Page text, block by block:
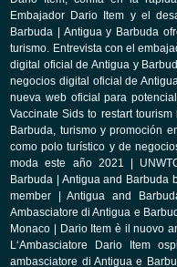
Embajador Dario Item y el
Barbuda
Antigua y Barbuda
turismo. Entrevista con el
digital oficial de Antigua y
negocios digital oficial de
nueva web oficial para
Vaccinate Sids to restart
Barbuda, turismo y promoción
como polo turístico y de
moda este año 2021
Barbuda
Antigua and Barbuda
member |Antigua and
Ambasciatore di Antigua e
Monaco
Dario Item è il nuovo
L‘Ambasciatore Dario Item
ambasciatore di Antigua e